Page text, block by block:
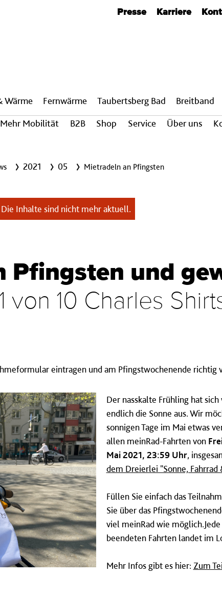
Presse Karriere
Mehr Mobilität B2B Shop Service Über uns
Wärme Fern­wärme Taubertsberg Bad Breit­band
2021 05 Mietradeln an Pfingsten
Inhalte sind nicht mehr aktuell.
Pfingsten und
von 10 Charles
eintragen und am Pfingstwochenende richtig
Der nasskalte Frühling hat
endlich die Sonne aus. Wir
sonnigen Tage im Mai etwas
allen meinRad-Fahrten von
Mai 2021, 23:59 Uhr,
dem Dreierlei "Sonne, Fahrrad
Füllen Sie einfach das
Sie über das
viel meinRad wie
beendeten Fahrten landet im
Mehr Infos gibt es hier: Zum